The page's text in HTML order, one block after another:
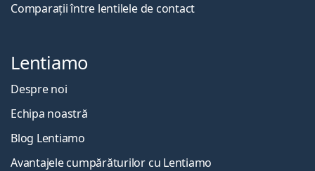
Comparații între lentilele de contact
Lentiamo
Despre noi
Echipa noastră
Blog Lentiamo
Avantajele cumpărăturilor cu Lentiamo